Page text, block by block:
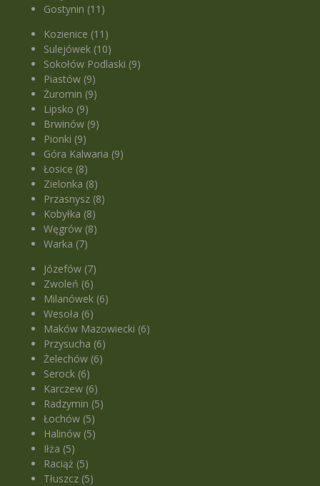
Gostynin (11)
Kozienice (11)
Sulejówek (10)
Sokołów Podlaski (9)
Piastów (9)
Żuromin (9)
Lipsko (9)
Brwinów (9)
Pionki (9)
Góra Kalwaria (9)
Łosice (8)
Zielonka (8)
Przasnysz (8)
Kobyłka (8)
Węgrów (8)
Warka (7)
Józefów (7)
Zwoleń (6)
Milanówek (6)
Wesoła (6)
Maków Mazowiecki (6)
Przysucha (6)
Żelechów (6)
Serock (6)
Karczew (6)
Radzymin (5)
Łochów (5)
Halinów (5)
Iłża (5)
Raciąż (5)
Tłuszcz (5)